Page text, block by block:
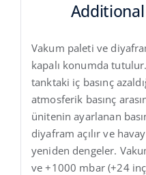
Vakum paleti ve
kapalı konumda
tanktaki iç basınç
atmosferik basınç
ünitenin ayarlanan
diyafram açılır ve
yeniden dengeler.
ve +1000 mbar (+24